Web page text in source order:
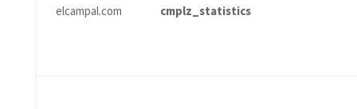
elcampal.com cmplz_statistics